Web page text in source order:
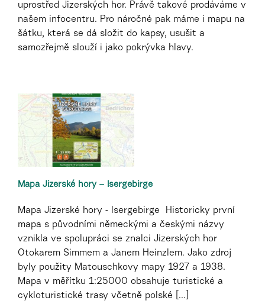
uprostřed Jizerských hor. Právě takové prodáváme v
našem infocentru. Pro náročné pak máme i mapu na
šátku, která se dá složit do kapsy, usušit a
samozřejmě slouží i jako pokrývka hlavy.
Mapa Jizerské hory – Isergebirge
Mapa Jizerské hory - Isergebirge Historicky první
mapa s původními německými a českými názvy
vznikla ve spolupráci se znalci Jizerských hor
Otokarem Simmem a Janem Heinzlem. Jako zdroj
byly použity Matouschkovy mapy 1927 a 1938.
Mapa v měřítku 1:25000 obsahuje turistické a
cykloturistické trasy včetně polské [...]